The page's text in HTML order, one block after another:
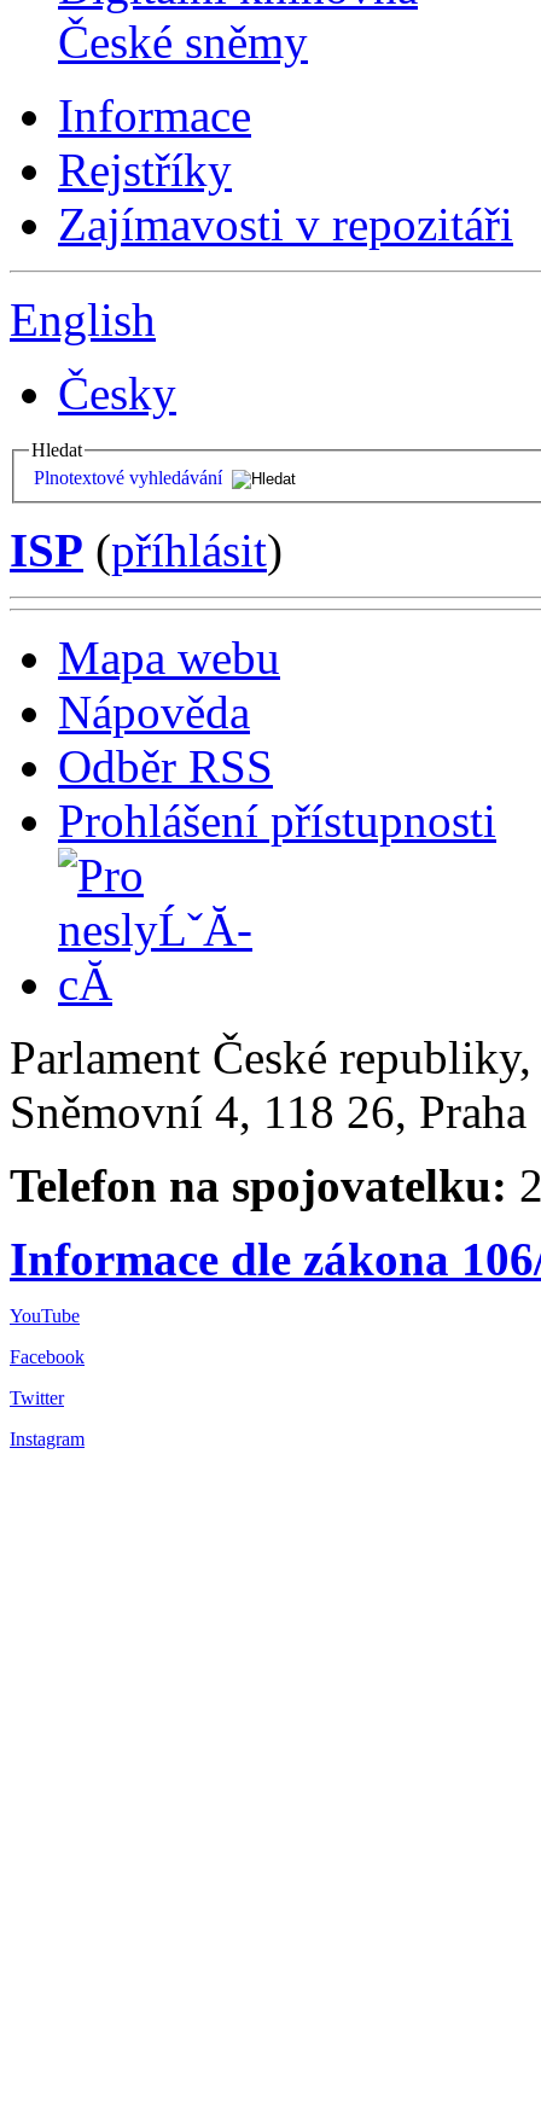
České sněmy
Informace
Rejstříky
Zajímavosti v repozitáři
English
Česky
Hledat
Plnotextové vyhledávání
ISP (příhlásit)
Mapa webu
Nápověda
Odběr RSS
Prohlášení přístupnosti
Parlament České
Sněmovní 4, 118 26,
Telefon na spojovatelku:
Informace dle zákona
YouTube
Facebook
Twitter
Instagram